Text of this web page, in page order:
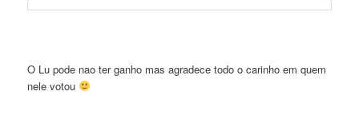
O Lu pode nao ter ganho mas agradece todo o carinho em quem
nele votou